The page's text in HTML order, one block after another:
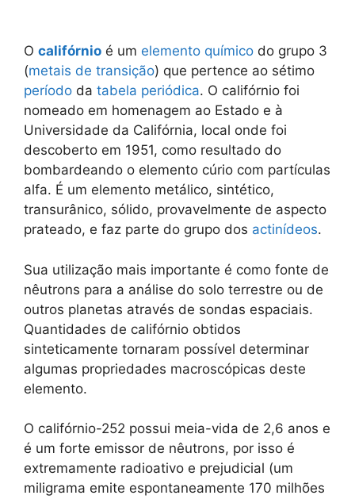
O califórnio é um elemento químico do grupo 3
(metais de transição) que pertence ao sétimo
período da tabela periódica. O califórnio foi
nomeado em homenagem ao Estado e à
Universidade da Califórnia, local onde foi
descoberto em 1951, como resultado do
bombardeando o elemento cúrio com partículas
alfa. É um elemento metálico, sintético,
transurânico, sólido, provavelmente de aspecto
prateado, e faz parte do grupo dos actinídeos.
Sua utilização mais importante é como fonte de
nêutrons para a análise do solo terrestre ou de
outros planetas através de sondas espaciais.
Quantidades de califórnio obtidos
sinteticamente tornaram possível determinar
algumas propriedades macroscópicas deste
elemento.
O califórnio-252 possui meia-vida de 2,6 anos e
é um forte emissor de nêutrons, por isso é
extremamente radioativo e prejudicial (um
miligrama emite espontaneamente 170 milhões